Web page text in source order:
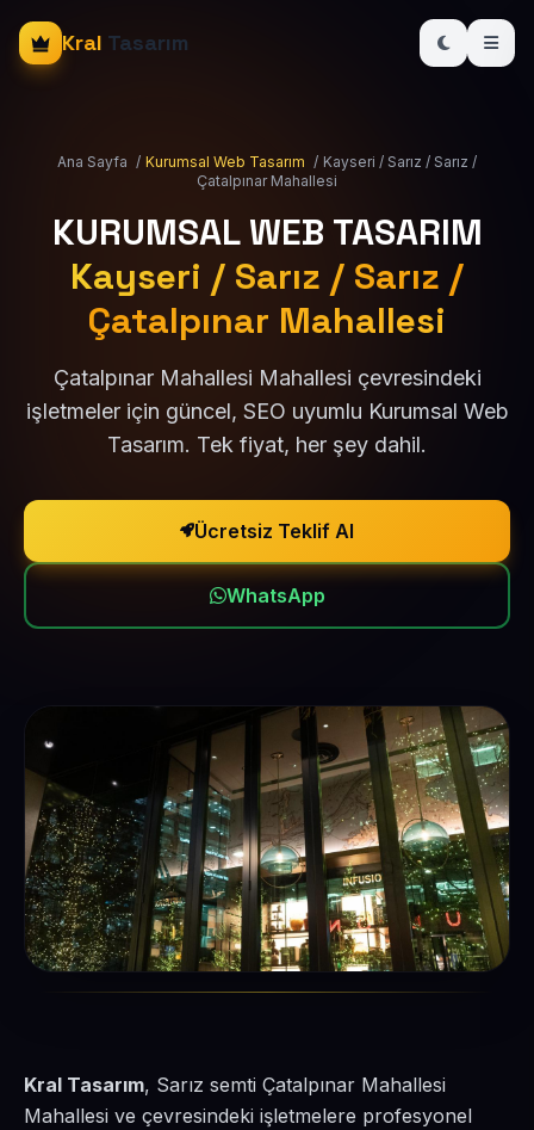
Kral Tasarım
Ana Sayfa / Kurumsal Web Tasarım / Kayseri / Sarız / Sarız /
Çatalpınar Mahallesi
KURUMSAL WEB TASARIM
Kayseri / Sarız / Sarız /
Çatalpınar Mahallesi
Çatalpınar Mahallesi Mahallesi çevresindeki
işletmeler için güncel, SEO uyumlu Kurumsal Web
Tasarım. Tek fiyat, her şey dahil.
Ücretsiz Teklif Al
WhatsApp
Kral Tasarım, Sarız semti Çatalpınar Mahallesi
Mahallesi ve çevresindeki işletmelere profesyonel